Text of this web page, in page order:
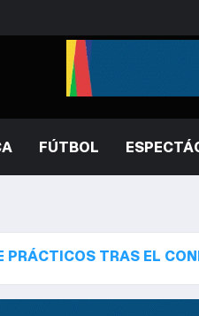
FÚTBOL
TRAS EL CONFLICTO